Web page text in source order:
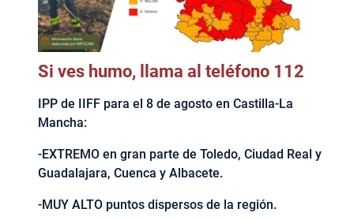
Si ves humo, llama al teléfono 112
IPP de IIFF para el 8 de agosto en Castilla-La
Mancha:
-EXTREMO en gran parte de Toledo, Ciudad Real y
Guadalajara, Cuenca y Albacete.
-MUY ALTO puntos dispersos de la región.